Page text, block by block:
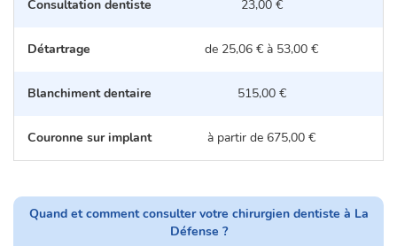
Consultation dentiste 23,00 €
Détartrage de 25,06 € à 53,00 €
Blanchiment dentaire 515,00 €
Couronne sur implant à partir de 675,00 €
Quand et comment consulter votre chirurgien dentiste à La
Défense ?